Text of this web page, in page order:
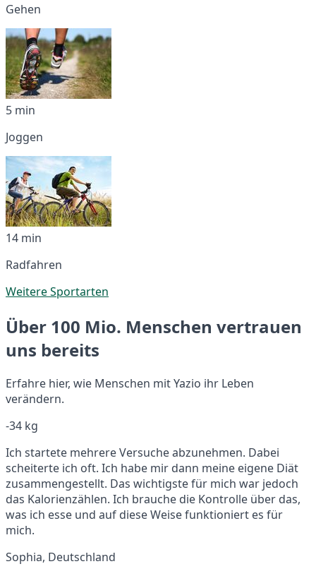
Gehen
5 min
Joggen
14 min
Radfahren
Weitere Sportarten
Über 100 Mio. Menschen vertrauen
uns bereits
Erfahre hier, wie Menschen mit Yazio ihr Leben
verändern.
-34 kg
Ich startete mehrere Versuche abzunehmen. Dabei
scheiterte ich oft. Ich habe mir dann meine eigene Diät
zusammengestellt. Das wichtigste für mich war jedoch
das Kalorienzählen. Ich brauche die Kontrolle über das,
was ich esse und auf diese Weise funktioniert es für
mich.
Sophia, Deutschland